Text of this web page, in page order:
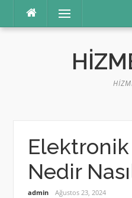
Menü
Nedir
admin Ağustos 23, 2024